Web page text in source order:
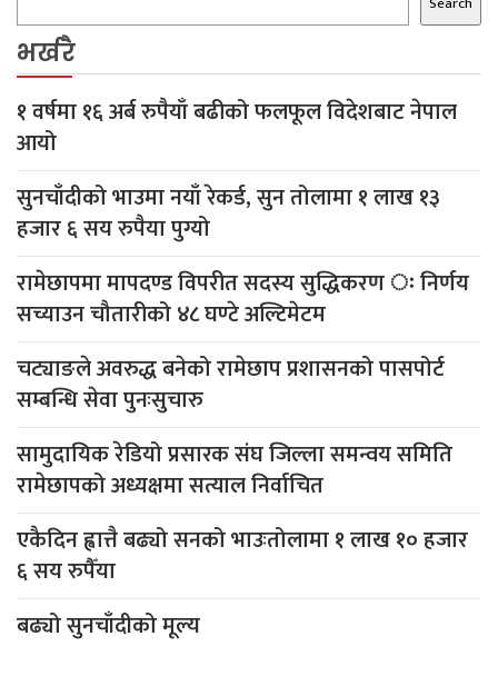
भर्खरै
१ वर्षमा १६ अर्ब रुपैयाँ बढीको फलफूल विदेशबाट नेपाल
आयो
सुनचाँदीको भाउमा नयाँ रेकर्ड, सुन तोलामा १ लाख १३
हजार ६ सय रुपैया पुग्यो
रामेछापमा मापदण्ड विपरीत सदस्य सुद्धिकरण ः निर्णय
सच्याउन चौतारीको ४८ घण्टे अल्टिमेटम
चट्याङले अवरुद्ध बनेको रामेछाप प्रशासनको पासपोर्ट
सम्बन्धि सेवा पुनःसुचारु
सामुदायिक रेडियो प्रसारक संघ जिल्ला समन्वय समिति
रामेछापको अध्यक्षमा सत्याल निर्वाचित
एकैदिन ह्वात्तै बढ्यो सनको भाउःतोलामा १ लाख १० हजार
६ सय रुपैँया
बढ्यो सुनचाँदीको मूल्य